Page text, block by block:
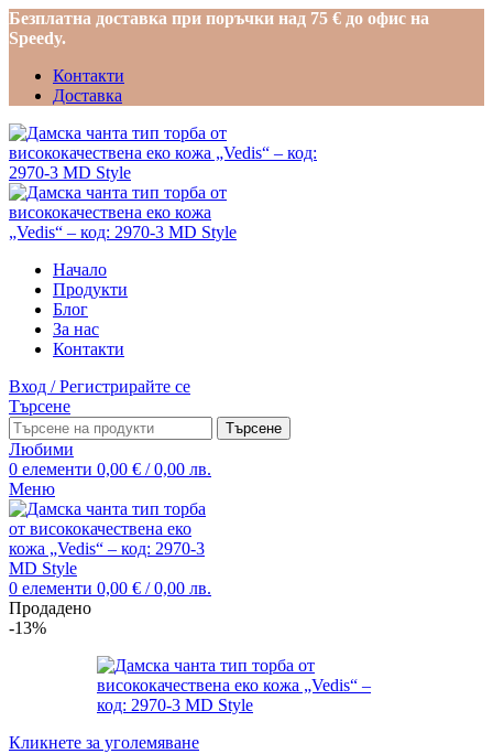
Безплатна доставка при поръчки над 75 € до офис на
Speedy.
Контакти
Доставка
Начало
Продукти
Блог
За нас
Контакти
Вход / Регистрирайте се
Търсене
Търсене
Любими
0 елементи 0,00 € / 0,00 лв.
Меню
0 елементи 0,00 € / 0,00 лв.
Продадено
-13%
Кликнете за уголемяване